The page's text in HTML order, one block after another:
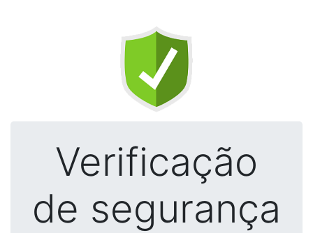
Verificação
de segurança